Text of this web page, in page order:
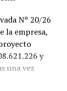
Nº 20/26
la empresa,
y
una vez